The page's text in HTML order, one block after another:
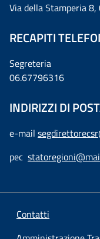
Via della Stamperia
RECAPITI
Segreteria
06.67796316
INDIRIZZI DI
e-mail
pec
Contatti